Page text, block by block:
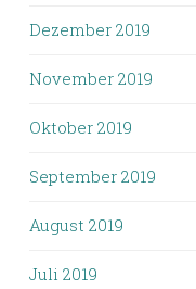
Dezember 2019
November 2019
Oktober 2019
September 2019
August 2019
Juli 2019